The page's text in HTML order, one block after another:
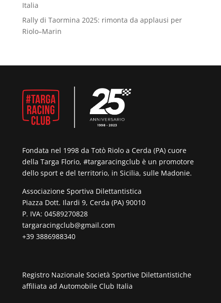
Italia
Rally di Taormina 2025: rimonta da applausi per
Riolo–Marin
Fondata nel 1998 da Totò Riolo a Cerda (PA) cuore
della Targa Florio, #targaracingclub è un promotore
dello sport e del territorio, in Sicilia, sulle Madonie.
Associazione Sportiva Dilettantistica
Piazza Dott. Ilardi 9, Cerda (PA) 90010
P. IVA: 04589270828
targaracingclub@gmail.com
+39 3886988340
Registro Nazionale Società Sportive Dilettantistiche
affiliata ad Automobile Club Italia